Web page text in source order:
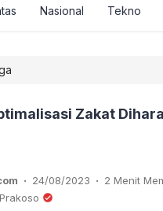
Nasional Tekno
Zakat
. 24/08/2023 . 2 Menit